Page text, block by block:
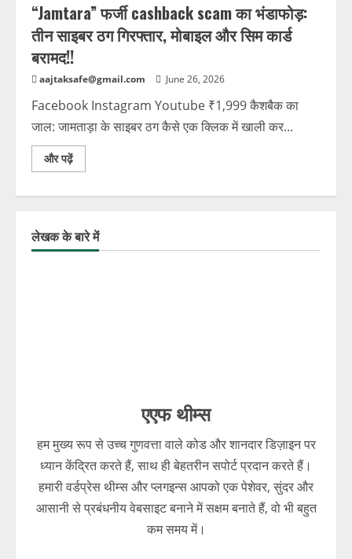
“Jamtara” फर्जी cashback scam का भंडाफोड़:
तीन साइबर ठग गिरफ्तार, मोबाइल और सिम कार्ड
बरामद!!
aajtaksafe@gmail.com June 26, 2026
Facebook Instagram Youtube ₹1,999 कैशबैक का
जाल: जामताड़ा के साइबर ठग कैसे एक क्लिक में खाली कर...
और पढ़ें
लेखक के बारे में
एएफ थीम्स
हम मुख्य रूप से उच्च गुणवत्ता वाले कोड और शानदार डिज़ाइन पर
ध्यान केंद्रित करते हैं, साथ ही बेहतरीन सपोर्ट प्रदान करते हैं।
हमारी वर्डप्रेस थीम्स और प्लगइन्स आपको एक पेशेवर, सुंदर और
आसानी से प्रबंधनीय वेबसाइट बनाने में सक्षम बनाते हैं, वो भी बहुत
कम समय में।
3
डर, धमकी और फर्जी जांच, ऐसे चलता था
डिजिटल अरेस्ट का जाल।
August 6, 2026
बिना नौकरी किए मिलती रही तनख्वाह, करोड़ों
का वेतन घोटाला बेनकाब!!!!